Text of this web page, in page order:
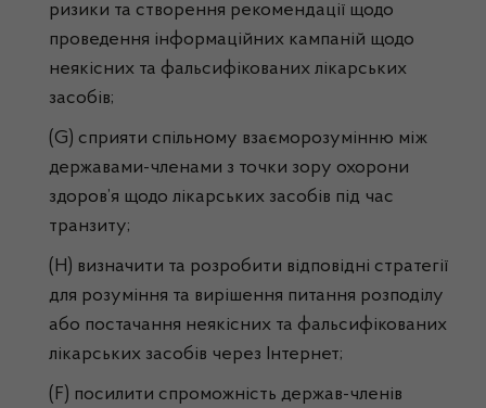
ризики та створення рекомендації щодо
проведення інформаційних кампаній щодо
неякісних та фальсифікованих лікарських
засобів;
(G) сприяти спільному взаєморозумінню між
державами-членами з точки зору охорони
здоров’я щодо лікарських засобів під час
транзиту;
(H) визначити та розробити відповідні стратегії
для розуміння та вирішення питання розподілу
або постачання неякісних та фальсифікованих
лікарських засобів через Інтернет;
(F) посилити спроможність держав-членів